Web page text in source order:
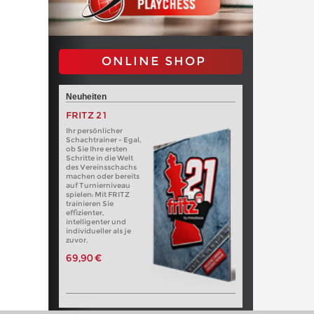
ONLINE SHOP
Neuheiten
FRITZ 21
Ihr persönlicher
Schachtrainer - Egal,
ob Sie Ihre ersten
Schritte in die Welt
des Vereinsschachs
machen oder bereits
auf Turnierniveau
spielen: Mit FRITZ
trainieren Sie
effizienter,
intelligenter und
individueller als je
zuvor.
69,90 €